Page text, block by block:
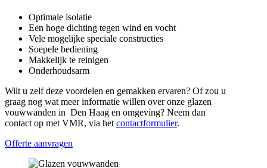
Optimale isolatie
Een hoge dichting tegen wind en vocht
Vele mogelijke speciale constructies
Soepele bediening
Makkelijk te reinigen
Onderhoudsarm
Wilt u zelf deze voordelen en gemakken ervaren? Of zou u
graag nog wat meer informatie willen over onze glazen
vouwwanden in Den Haag en omgeving? Neem dan
contact op met VMR, via het contactformulier.
Offerte aanvragen